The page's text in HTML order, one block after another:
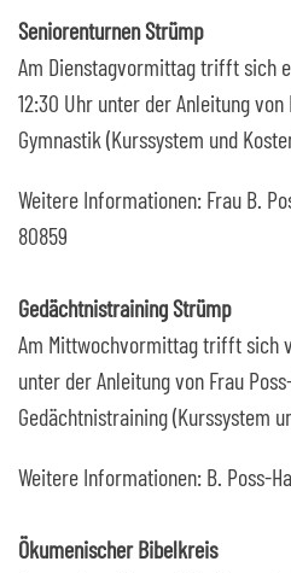
Seniorenturnen Strümp
Am Dienstagvormittag trifft sich
12:30 Uhr unter der Anleitung
Gymnastik (Kurssystem und
Weitere Informationen: Frau B.
80859
Gedächtnistraining Strümp
Am Mittwochvormittag trifft sich
unter der Anleitung von Frau
Gedächtnistraining (Kurssystem
Weitere Informationen: B. Poss-
Ökumenischer Bibelkreis